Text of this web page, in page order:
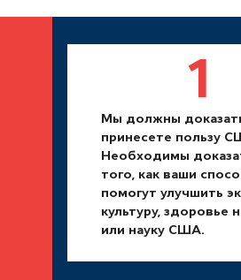
Мы должны
принесете пользу
Необходимы
того, как ваши
помогут улучшить
культуру, здоровье
или науку США.
1